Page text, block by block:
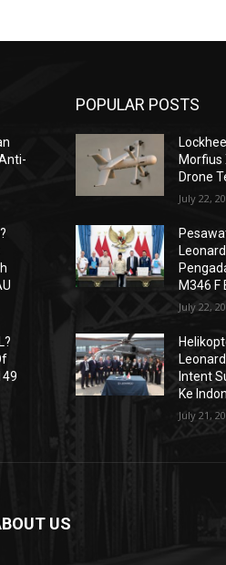
POPULAR POSTS
Morfius
Drone
July 22,
M346 F
July 22,
Intent
Ke
July 21,
US